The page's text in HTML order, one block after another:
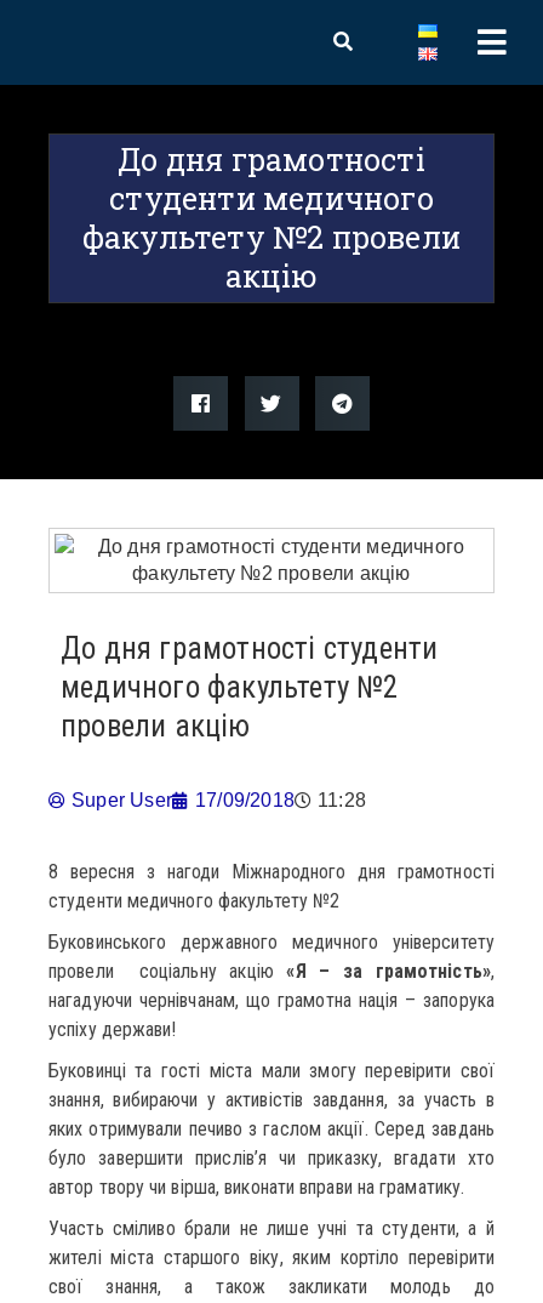
До дня грамотності
студенти медичного
факультету №2 провели
акцію
До дня грамотності студенти
медичного факультету №2
провели акцію
Super User 17/09/2018 11:28
8 вересня з нагоди Міжнародного дня грамотності
студенти медичного факультету №2
Буковинського державного медичного університету
провели соціальну акцію«Я – за грамотність»,
нагадуючи чернівчанам, що грамотна нація – запорука
успіху держави!
Буковинці та гості міста мали змогу перевірити свої
знання, вибираючи у активістів завдання, за участь в
яких отримували печиво з гаслом акції. Серед завдань
було завершити прислів’я чи приказку, вгадати хто
автор твору чи вірша, виконати вправи на граматику.
Участь сміливо брали не лише учні та студенти, а й
жителі міста старшого віку, яким кортіло перевірити
свої знання, а також закликати молодь до